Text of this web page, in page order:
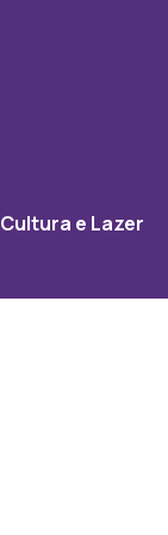
Cultura e Lazer